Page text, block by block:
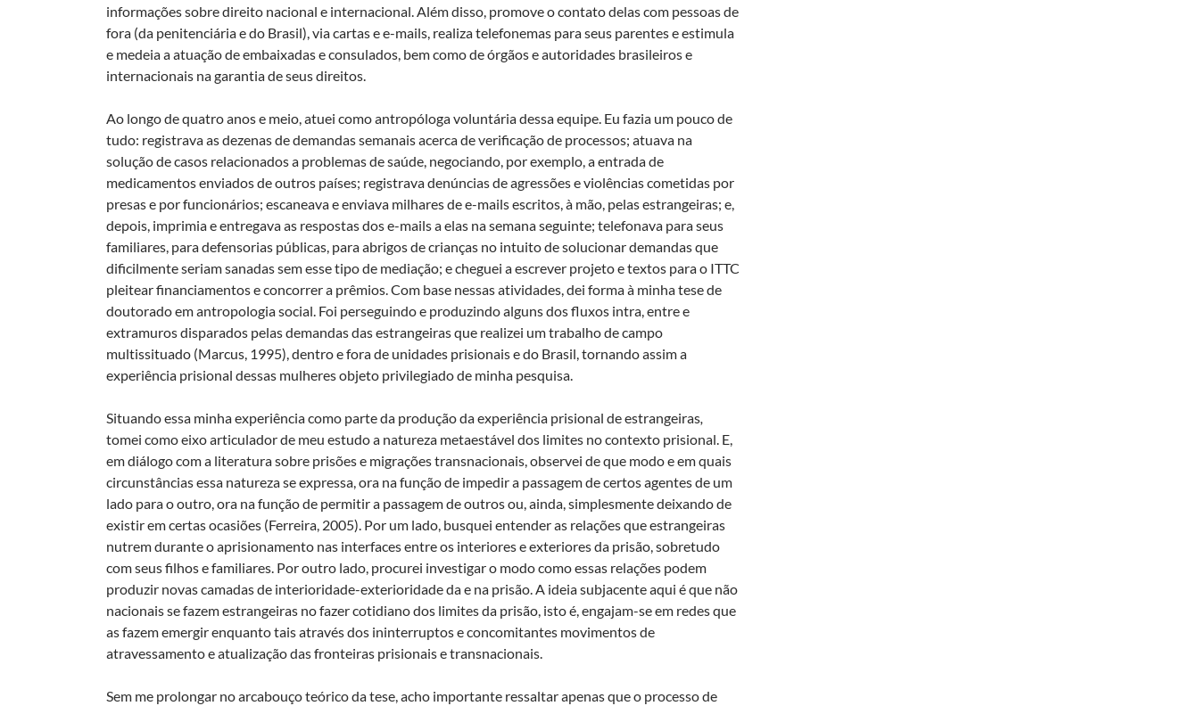
informações sobre direito nacional e internacional. Além disso, promove o contato delas com pessoas de
fora (da penitenciária e do Brasil), via cartas e e-mails, realiza telefonemas para seus parentes e estimula
e medeia a atuação de embaixadas e consulados, bem como de órgãos e autoridades brasileiros e
internacionais na garantia de seus direitos.
Ao longo de quatro anos e meio, atuei como antropóloga voluntária dessa equipe. Eu fazia um pouco de
tudo: registrava as dezenas de demandas semanais acerca de verificação de processos; atuava na
solução de casos relacionados a problemas de saúde, negociando, por exemplo, a entrada de
medicamentos enviados de outros países; registrava denúncias de agressões e violências cometidas por
presas e por funcionários; escaneava e enviava milhares de e-mails escritos, à mão, pelas estrangeiras; e,
depois, imprimia e entregava as respostas dos e-mails a elas na semana seguinte; telefonava para seus
familiares, para defensorias públicas, para abrigos de crianças no intuito de solucionar demandas que
dificilmente seriam sanadas sem esse tipo de mediação; e cheguei a escrever projeto e textos para o ITTC
pleitear financiamentos e concorrer a prêmios. Com base nessas atividades, dei forma à minha tese de
doutorado em antropologia social. Foi perseguindo e produzindo alguns dos fluxos intra, entre e
extramuros disparados pelas demandas das estrangeiras que realizei um trabalho de campo
multissituado (Marcus, 1995), dentro e fora de unidades prisionais e do Brasil, tornando assim a
experiência prisional dessas mulheres objeto privilegiado de minha pesquisa.
Situando essa minha experiência como parte da produção da experiência prisional de estrangeiras,
tomei como eixo articulador de meu estudo a natureza metaestável dos limites no contexto prisional. E,
em diálogo com a literatura sobre prisões e migrações transnacionais, observei de que modo e em quais
circunstâncias essa natureza se expressa, ora na função de impedir a passagem de certos agentes de um
lado para o outro, ora na função de permitir a passagem de outros ou, ainda, simplesmente deixando de
existir em certas ocasiões (Ferreira, 2005). Por um lado, busquei entender as relações que estrangeiras
nutrem durante o aprisionamento nas interfaces entre os interiores e exteriores da prisão, sobretudo
com seus filhos e familiares. Por outro lado, procurei investigar o modo como essas relações podem
produzir novas camadas de interioridade-exterioridade da e na prisão. A ideia subjacente aqui é que não
nacionais se fazem estrangeiras no fazer cotidiano dos limites da prisão, isto é, engajam-se em redes que
as fazem emergir enquanto tais através dos ininterruptos e concomitantes movimentos de
atravessamento e atualização das fronteiras prisionais e transnacionais.
Sem me prolongar no arcabouço teórico da tese, acho importante ressaltar apenas que o processo de